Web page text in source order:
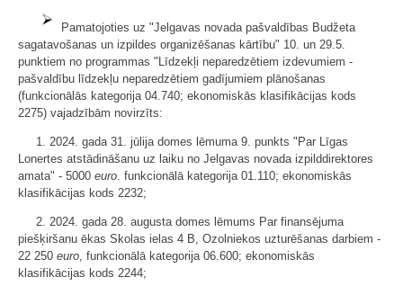
Pamatojoties uz "Jelgavas novada pašvaldības Budžeta
sagatavošanas un izpildes organizēšanas kārtību" 10. un 29.5.
punktiem no programmas "Līdzekļi neparedzētiem izdevumiem -
pašvaldību līdzekļu neparedzētiem gadījumiem plānošanas
(funkcionālās kategorija 04.740; ekonomiskās klasifikācijas kods
2275) vajadzībām novirzīts:
1. 2024. gada 31. jūlija domes lēmuma 9. punkts "Par Līgas
Lonertes atstādināšanu uz laiku no Jelgavas novada izpilddirektores
amata" - 5000 euro . funkcionālā kategorija 01.110; ekonomiskās
klasifikācijas kods 2232;
2. 2024. gada 28. augusta domes lēmums Par finansējuma
piešķiršanu ēkas Skolas ielas 4 B, Ozolniekos uzturēšanas darbiem -
22 250 euro , funkcionālā kategorija 06.600; ekonomiskās
klasifikācijas kods 2244;